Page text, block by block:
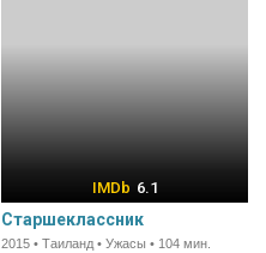
6.1
Старшеклассник
2015 • Таиланд • Ужасы • 104 мин.